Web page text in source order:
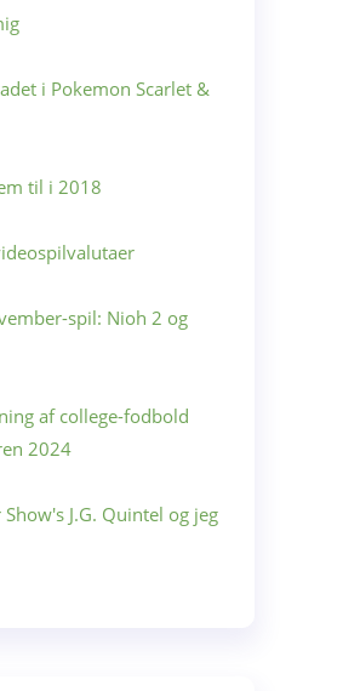
i Pokemon Scarlet &
til i 2018
spil: Nioh 2 og
af college-fodbold
2024
J.G. Quintel og jeg